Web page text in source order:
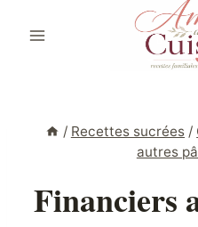
/ Recettes sucrées /
autres
Financiers